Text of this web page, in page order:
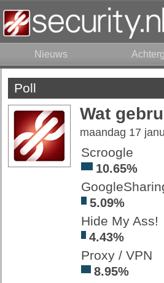
Nieuws
Poll
Wat
maandag 17
Scroogle
10.65%
5.09%
Hide My Ass!
4.43%
Proxy / VPN
8.95%